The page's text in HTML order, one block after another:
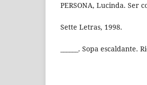
PERSONA, Lucinda. Ser
Sette Letras, 1998.
______. Sopa